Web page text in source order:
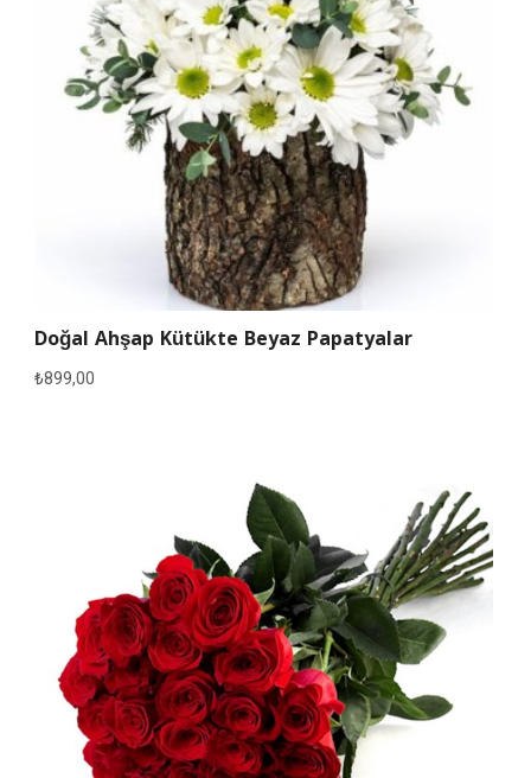
Doğal Ahşap Kütükte Beyaz Papatyalar
₺899,00